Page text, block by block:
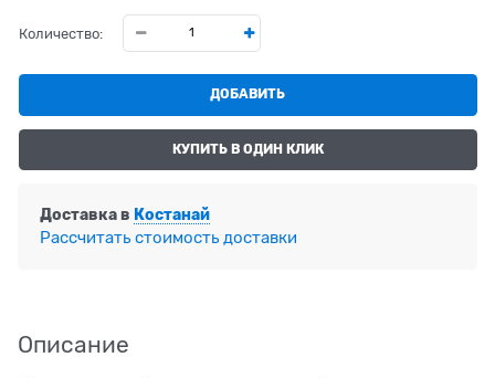
Количество:
ДОБАВИТЬ
КУПИТЬ В ОДИН КЛИК
Доставка в Костанай
Рассчитать стоимость доставки
Описание